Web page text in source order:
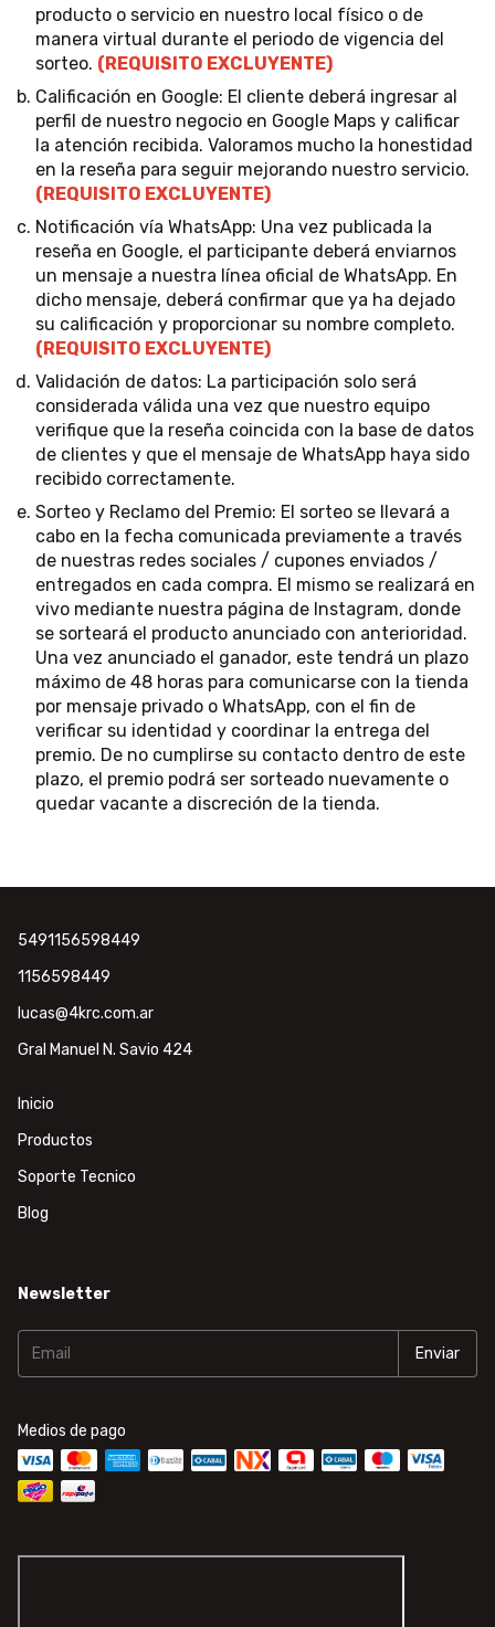
producto o servicio en nuestro local físico o de
manera virtual durante el periodo de vigencia del
sorteo. (REQUISITO EXCLUYENTE)
Calificación en Google: El cliente deberá ingresar al
perfil de nuestro negocio en Google Maps y calificar
la atención recibida. Valoramos mucho la honestidad
en la reseña para seguir mejorando nuestro servicio.
(REQUISITO EXCLUYENTE)
Notificación vía WhatsApp: Una vez publicada la
reseña en Google, el participante deberá enviarnos
un mensaje a nuestra línea oficial de WhatsApp. En
dicho mensaje, deberá confirmar que ya ha dejado
su calificación y proporcionar su nombre completo.
(REQUISITO EXCLUYENTE)
Validación de datos: La participación solo será
considerada válida una vez que nuestro equipo
verifique que la reseña coincida con la base de datos
de clientes y que el mensaje de WhatsApp haya sido
recibido correctamente.
Sorteo y Reclamo del Premio: El sorteo se llevará a
cabo en la fecha comunicada previamente a través
de nuestras redes sociales / cupones enviados /
entregados en cada compra. El mismo se realizará en
vivo mediante nuestra página de Instagram, donde
se sorteará el producto anunciado con anterioridad.
Una vez anunciado el ganador, este tendrá un plazo
máximo de 48 horas para comunicarse con la tienda
por mensaje privado o WhatsApp, con el fin de
verificar su identidad y coordinar la entrega del
premio. De no cumplirse su contacto dentro de este
plazo, el premio podrá ser sorteado nuevamente o
quedar vacante a discreción de la tienda.
5491156598449
1156598449
lucas@4krc.com.ar
Gral Manuel N. Savio 424
Inicio
Productos
Soporte Tecnico
Blog
Newsletter
Medios de pago